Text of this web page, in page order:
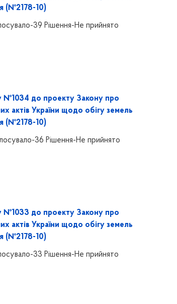
(№2178-10)
39 Рішення-Не прийнято
№1034 до проекту Закону про
актів України щодо обігу земель
(№2178-10)
36 Рішення-Не прийнято
№1033 до проекту Закону про
актів України щодо обігу земель
(№2178-10)
33 Рішення-Не прийнято